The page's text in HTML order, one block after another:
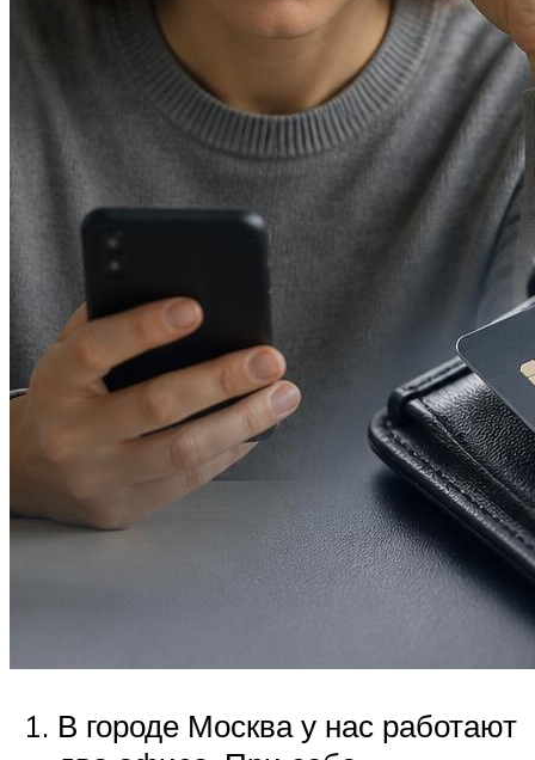
В городе Москва у нас работают